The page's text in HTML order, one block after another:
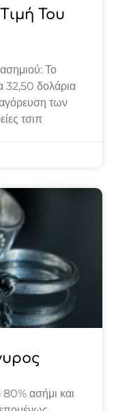
Του
Το
32,50 δολάρια
των
τσιπ
ασήμι και